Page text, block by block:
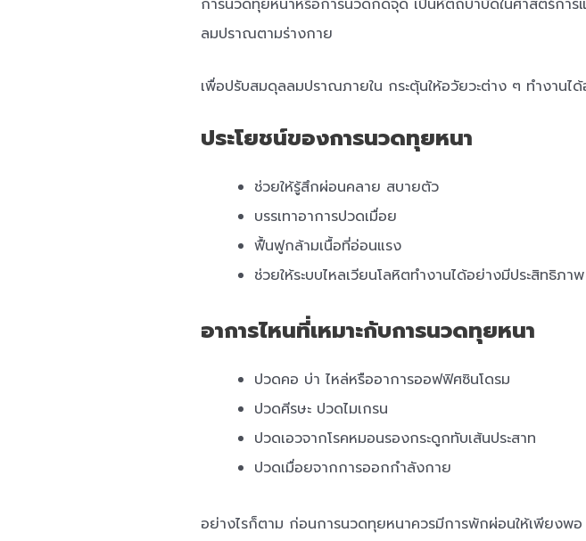
การนวดทุยหนาหรือการนวดกดจุด เป็นหัตถบำบัดในศาสตร์ก
ลมปราณตามร่างกาย
เพื่อปรับสมดุลลมปราณภายใน กระตุ้นให้อวัยวะต่าง ๆ ทำงาน
ประโยชน์ของการนวดทุยหนา
ช่วยให้รู้สึกผ่อนคลาย สบายตัว
บรรเทาอาการปวดเมื่อย
ฟื้นฟูกล้ามเนื้อที่อ่อนแรง
ช่วยให้ระบบไหลเวียนโลหิตทำงานได้อย่างมีประสิทธิภาพ
อาการไหนที่เหมาะกับการนวดทุยหนา
ปวดคอ บ่า ไหล่หรืออาการออฟฟิศซินโดรม
ปวดศีรษะ ปวดไมเกรน
ปวดเอวจากโรคหมอนรองกระดูกทับเส้นประสาท
ปวดเมื่อยจากการออกกำลังกาย
อย่างไรก็ตาม ก่อนการนวดทุยหนาควรมีการพักผ่อนให้เพียงพ